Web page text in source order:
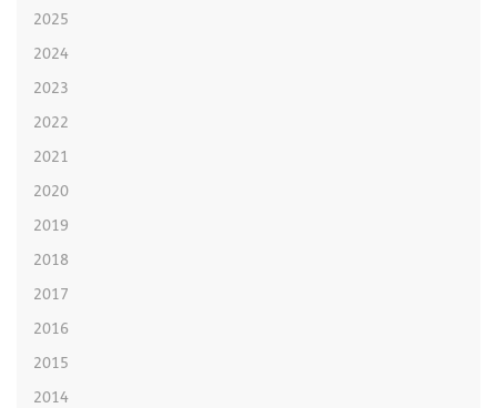
2025
2024
2023
2022
2021
2020
2019
2018
2017
2016
2015
2014